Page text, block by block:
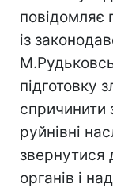
повідомляє
із
підготовку
спричинити
руйнівні
звернутися
органів і